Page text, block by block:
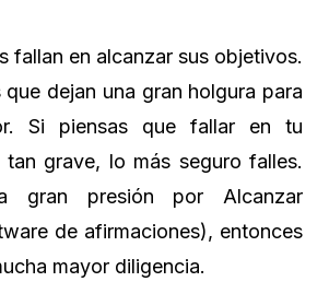
fallan en alcanzar sus objetivos.
que dejan una gran holgura para
Si piensas que fallar en tu
grave, lo más seguro falles.
gran presión por Alcanzar
de afirmaciones), entonces
mayor diligencia.